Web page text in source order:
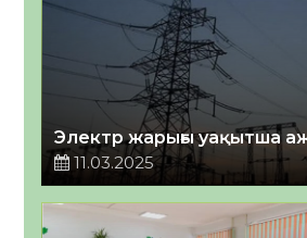
Электр жарығы уақытша
11.03.2025